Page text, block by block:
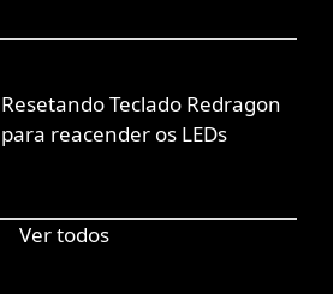
Resetando Teclado Redragon
para reacender os LEDs
Ver todos